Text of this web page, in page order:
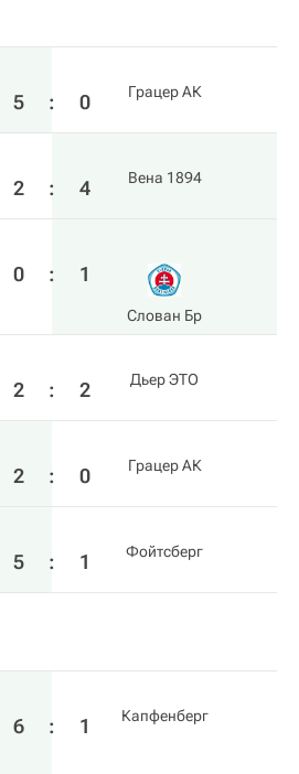
5 : 0 Грацер АК
2 : 4 Вена 1894
0 : 1
Слован Бр
2 : 2 Дьер ЭТО
2 : 0 Грацер АК
5 : 1 Фойтсберг
6 : 1 Капфенберг